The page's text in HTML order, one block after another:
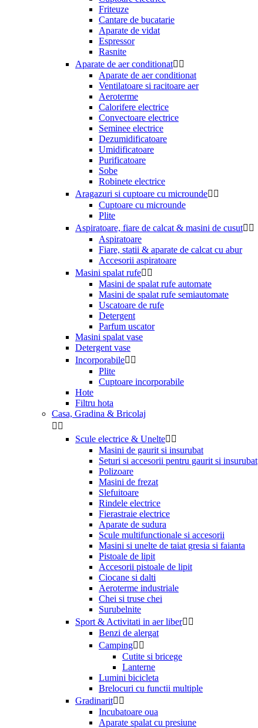
Friteuze
Cantare de bucatarie
Aparate de vidat
Espressor
Rasnite
Aparate de aer conditionat 
Aparate de aer conditionat
Ventilatoare si racitoare aer
Aeroterme
Calorifere electrice
Convectoare electrice
Seminee electrice
Dezumidificatoare
Umidificatoare
Purificatoare
Sobe
Robinete electrice
Aragazuri si cuptoare cu microunde 
Cuptoare cu microunde
Plite
Aspiratoare, fiare de calcat & masini de cusut 
Aspiratoare
Fiare, statii & aparate de calcat cu abur
Accesorii aspiratoare
Masini spalat rufe 
Masini de spalat rufe automate
Masini de spalat rufe semiautomate
Uscatoare de rufe
Detergent
Parfum uscator
Masini spalat vase
Detergent vase
Incorporabile 
Plite
Cuptoare incorporabile
Hote
Filtru hota
Casa, Gradina & Bricolaj
 
Scule electrice & Unelte 
Masini de gaurit si insurubat
Seturi si accesorii pentru gaurit si insurubat
Polizoare
Masini de frezat
Slefuitoare
Rindele electrice
Fierastraie electrice
Aparate de sudura
Scule multifunctionale si accesorii
Masini si unelte de taiat gresia si faianta
Pistoale de lipit
Accesorii pistoale de lipit
Ciocane si dalti
Aeroterme industriale
Chei si truse chei
Surubelnite
Sport & Activitati in aer liber 
Benzi de alergat
Camping 
Cutite si bricege
Lanterne
Lumini bicicleta
Brelocuri cu functii multiple
Gradinarit 
Incubatoare oua
Aparate spalat cu presiune